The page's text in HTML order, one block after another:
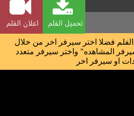
تحميل الفلم اعلان الفلم
فضلا اختر سيرفر اخر من خلال
المشاهده" واختر سيرفر متعدد
او سيرفر اخر